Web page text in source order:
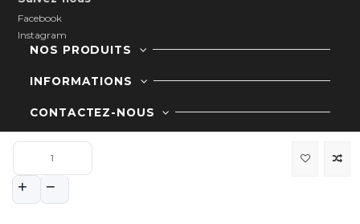
Facebook
Instagram
NOS PRODUITS
INFORMATIONS
CONTACTEZ-NOUS
FOLLOW US